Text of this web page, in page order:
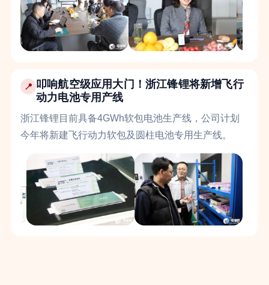
📍 叩响航空级应用大门！浙江锋锂将新增飞行
动力电池专用产线
浙江锋锂目前具备4GWh软包电池生产线，公司计划
今年将新建飞行动力软包及圆柱电池专用生产线。